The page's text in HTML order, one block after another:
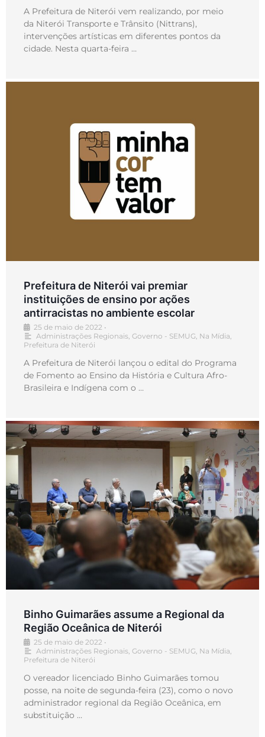
A Prefeitura de Niterói vem realizando, por meio
da Niterói Transporte e Trânsito (Nittrans),
intervenções artísticas em diferentes pontos da
cidade. Nesta quarta-feira …
Prefeitura de Niterói vai premiar
instituições de ensino por ações
antirracistas no ambiente escolar
25 de maio de 2022 •
Administrações Regionais Governo - SEMUG Na Mídia
Prefeitura de Niterói
A Prefeitura de Niterói lançou o edital do Programa
de Fomento ao Ensino da História e Cultura Afro-
Brasileira e Indígena com o …
Binho Guimarães assume a Regional da
Região Oceânica de Niterói
25 de maio de 2022 •
Administrações Regionais Governo - SEMUG Na Mídia
Prefeitura de Niterói
O vereador licenciado Binho Guimarães tomou
posse, na noite de segunda-feira (23), como o novo
administrador regional da Região Oceânica, em
substituição …